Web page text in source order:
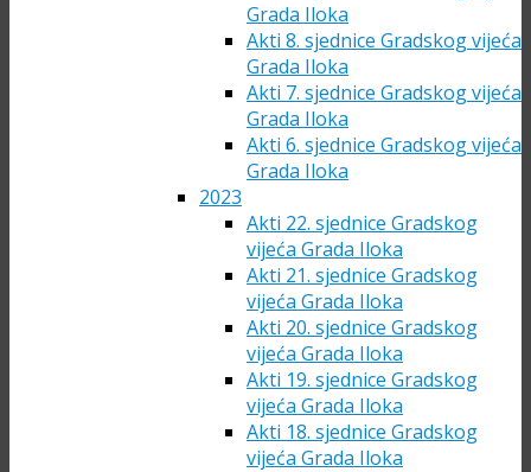
Grada Iloka
Akti 8. sjednice Gradskog vijeća
Grada Iloka
Akti 7. sjednice Gradskog vijeća
Grada Iloka
Akti 6. sjednice Gradskog vijeća
Grada Iloka
2023
Akti 22. sjednice Gradskog
vijeća Grada Iloka
Akti 21. sjednice Gradskog
vijeća Grada Iloka
Akti 20. sjednice Gradskog
vijeća Grada Iloka
Akti 19. sjednice Gradskog
vijeća Grada Iloka
Akti 18. sjednice Gradskog
vijeća Grada Iloka